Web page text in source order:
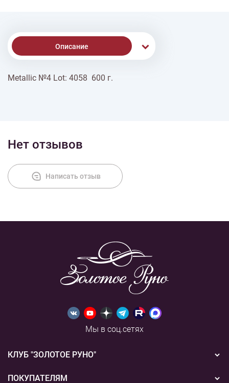
Описание
% Скидки
Metallic №4 Lot: 4058 600 г.
Нет отзывов
Написать отзыв
Мы в соц.сетях
КЛУБ "ЗОЛОТОЕ РУНО"
Новости
ПОКУПАТЕЛЯМ